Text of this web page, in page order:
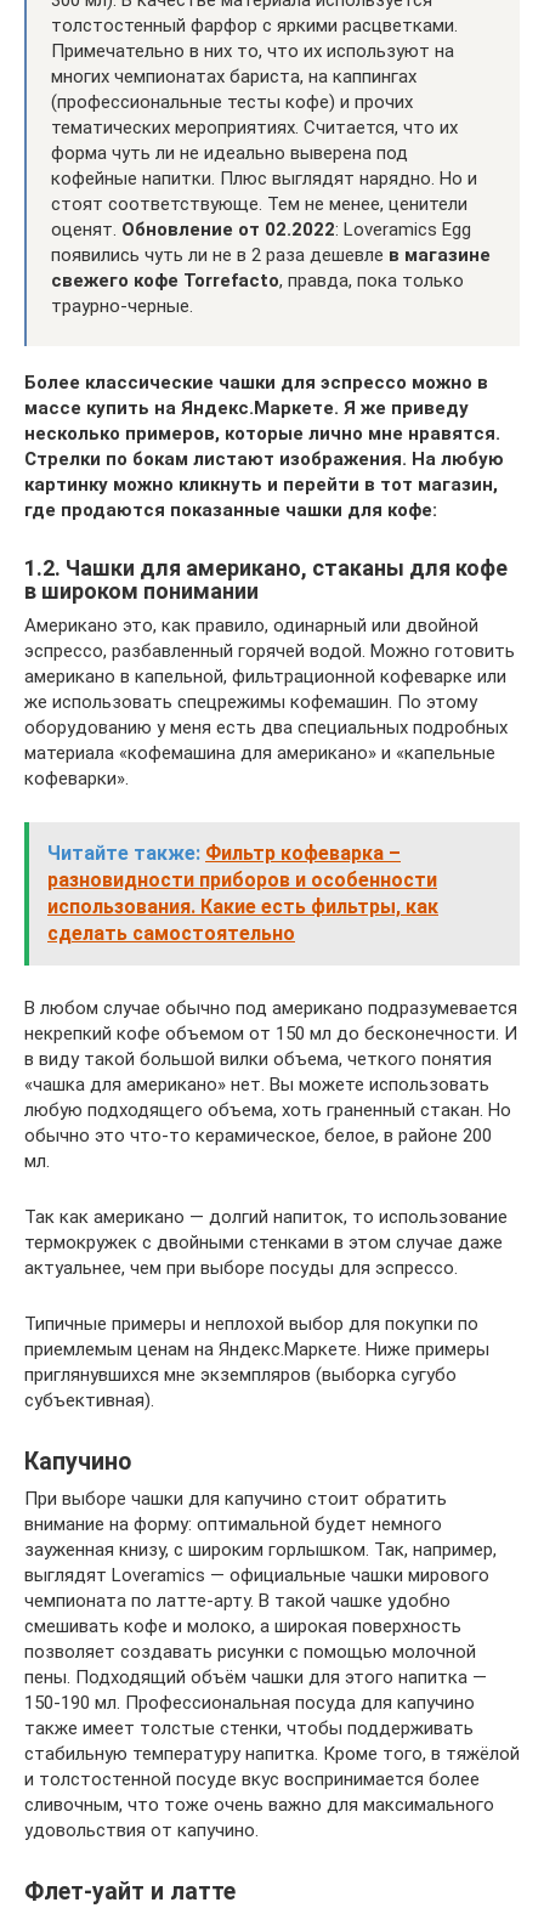
толстостенный фарфор с яркими расцветками.
Примечательно в них то, что их используют на
многих чемпионатах бариста, на каппингах
(профессиональные тесты кофе) и прочих
тематических мероприятиях. Считается, что их
форма чуть ли не идеально выверена под
кофейные напитки. Плюс выглядят нарядно. Но и
стоят соответствующе. Тем не менее, ценители
оценят. Обновление от 02.2022: Loveramics Egg
появились чуть ли не в 2 раза дешевле в магазине
свежего кофе Torrefacto, правда, пока только
траурно-черные.
Более классические чашки для эспрессо можно в
массе купить на Яндекс.Маркете. Я же приведу
несколько примеров, которые лично мне нравятся.
Стрелки по бокам листают изображения. На любую
картинку можно кликнуть и перейти в тот магазин,
где продаются показанные чашки для кофе:
1.2. Чашки для американо, стаканы для кофе
в широком понимании
Американо это, как правило, одинарный или двойной
эспрессо, разбавленный горячей водой. Можно готовить
американо в капельной, фильтрационной кофеварке или
же использовать спецрежимы кофемашин. По этому
оборудованию у меня есть два специальных подробных
материала «кофемашина для американо» и «капельные
кофеварки».
Читайте также: Фильтр кофеварка –
разновидности приборов и особенности
использования. Какие есть фильтры, как
сделать самостоятельно
В любом случае обычно под американо подразумевается
некрепкий кофе объемом от 150 мл до бесконечности. И
в виду такой большой вилки объема, четкого понятия
«чашка для американо» нет. Вы можете использовать
любую подходящего объема, хоть граненный стакан. Но
обычно это что-то керамическое, белое, в районе 200
мл.
Так как американо — долгий напиток, то использование
термокружек с двойными стенками в этом случае даже
актуальнее, чем при выборе посуды для эспрессо.
Типичные примеры и неплохой выбор для покупки по
приемлемым ценам на Яндекс.Маркете. Ниже примеры
приглянувшихся мне экземпляров (выборка сугубо
субъективная).
Капучино
При выборе чашки для капучино стоит обратить
внимание на форму: оптимальной будет немного
зауженная книзу, с широким горлышком. Так, например,
выглядят Loveramics — официальные чашки мирового
чемпионата по латте-арту. В такой чашке удобно
смешивать кофе и молоко, а широкая поверхность
позволяет создавать рисунки с помощью молочной
пены. Подходящий объём чашки для этого напитка —
150-190 мл. Профессиональная посуда для капучино
также имеет толстые стенки, чтобы поддерживать
стабильную температуру напитка. Кроме того, в тяжёлой
и толстостенной посуде вкус воспринимается более
сливочным, что тоже очень важно для максимального
удовольствия от капучино.
Флет-уайт и латте